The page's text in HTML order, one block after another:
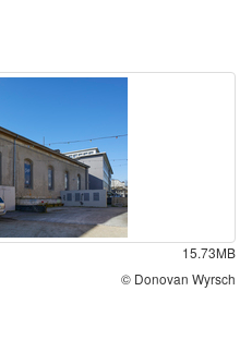
15.73MB
© Donovan Wyrsch